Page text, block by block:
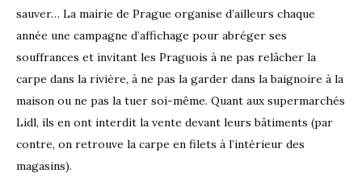
sauver… La mairie de Prague organise d’ailleurs chaque
année une campagne d’affichage pour abréger ses
souffrances et invitant les Praguois à ne pas relâcher la
carpe dans la rivière, à ne pas la garder dans la baignoire à la
maison ou ne pas la tuer soi-même. Quant aux supermarchés
Lidl, ils en ont interdit la vente devant leurs bâtiments (par
contre, on retrouve la carpe en filets à l’intérieur des
magasins).